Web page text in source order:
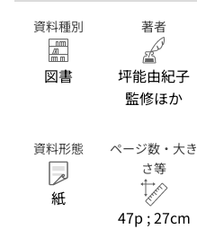
資料種別
図書
著者
坪能由紀子
監修ほか
資料形態
紙
ページ数・大き
さ等
47p ; 27cm